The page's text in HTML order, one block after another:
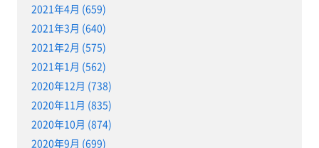
2021年4月 (659)
2021年3月 (640)
2021年2月 (575)
2021年1月 (562)
2020年12月 (738)
2020年11月 (835)
2020年10月 (874)
2020年9月 (699)